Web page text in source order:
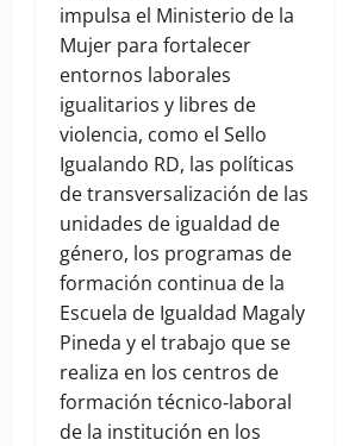
impulsa el Ministerio de la
Mujer para fortalecer
entornos laborales
igualitarios y libres de
violencia, como el Sello
Igualando RD, las políticas
de transversalización de las
unidades de igualdad de
género, los programas de
formación continua de la
Escuela de Igualdad Magaly
Pineda y el trabajo que se
realiza en los centros de
formación técnico‑laboral
de la institución en los